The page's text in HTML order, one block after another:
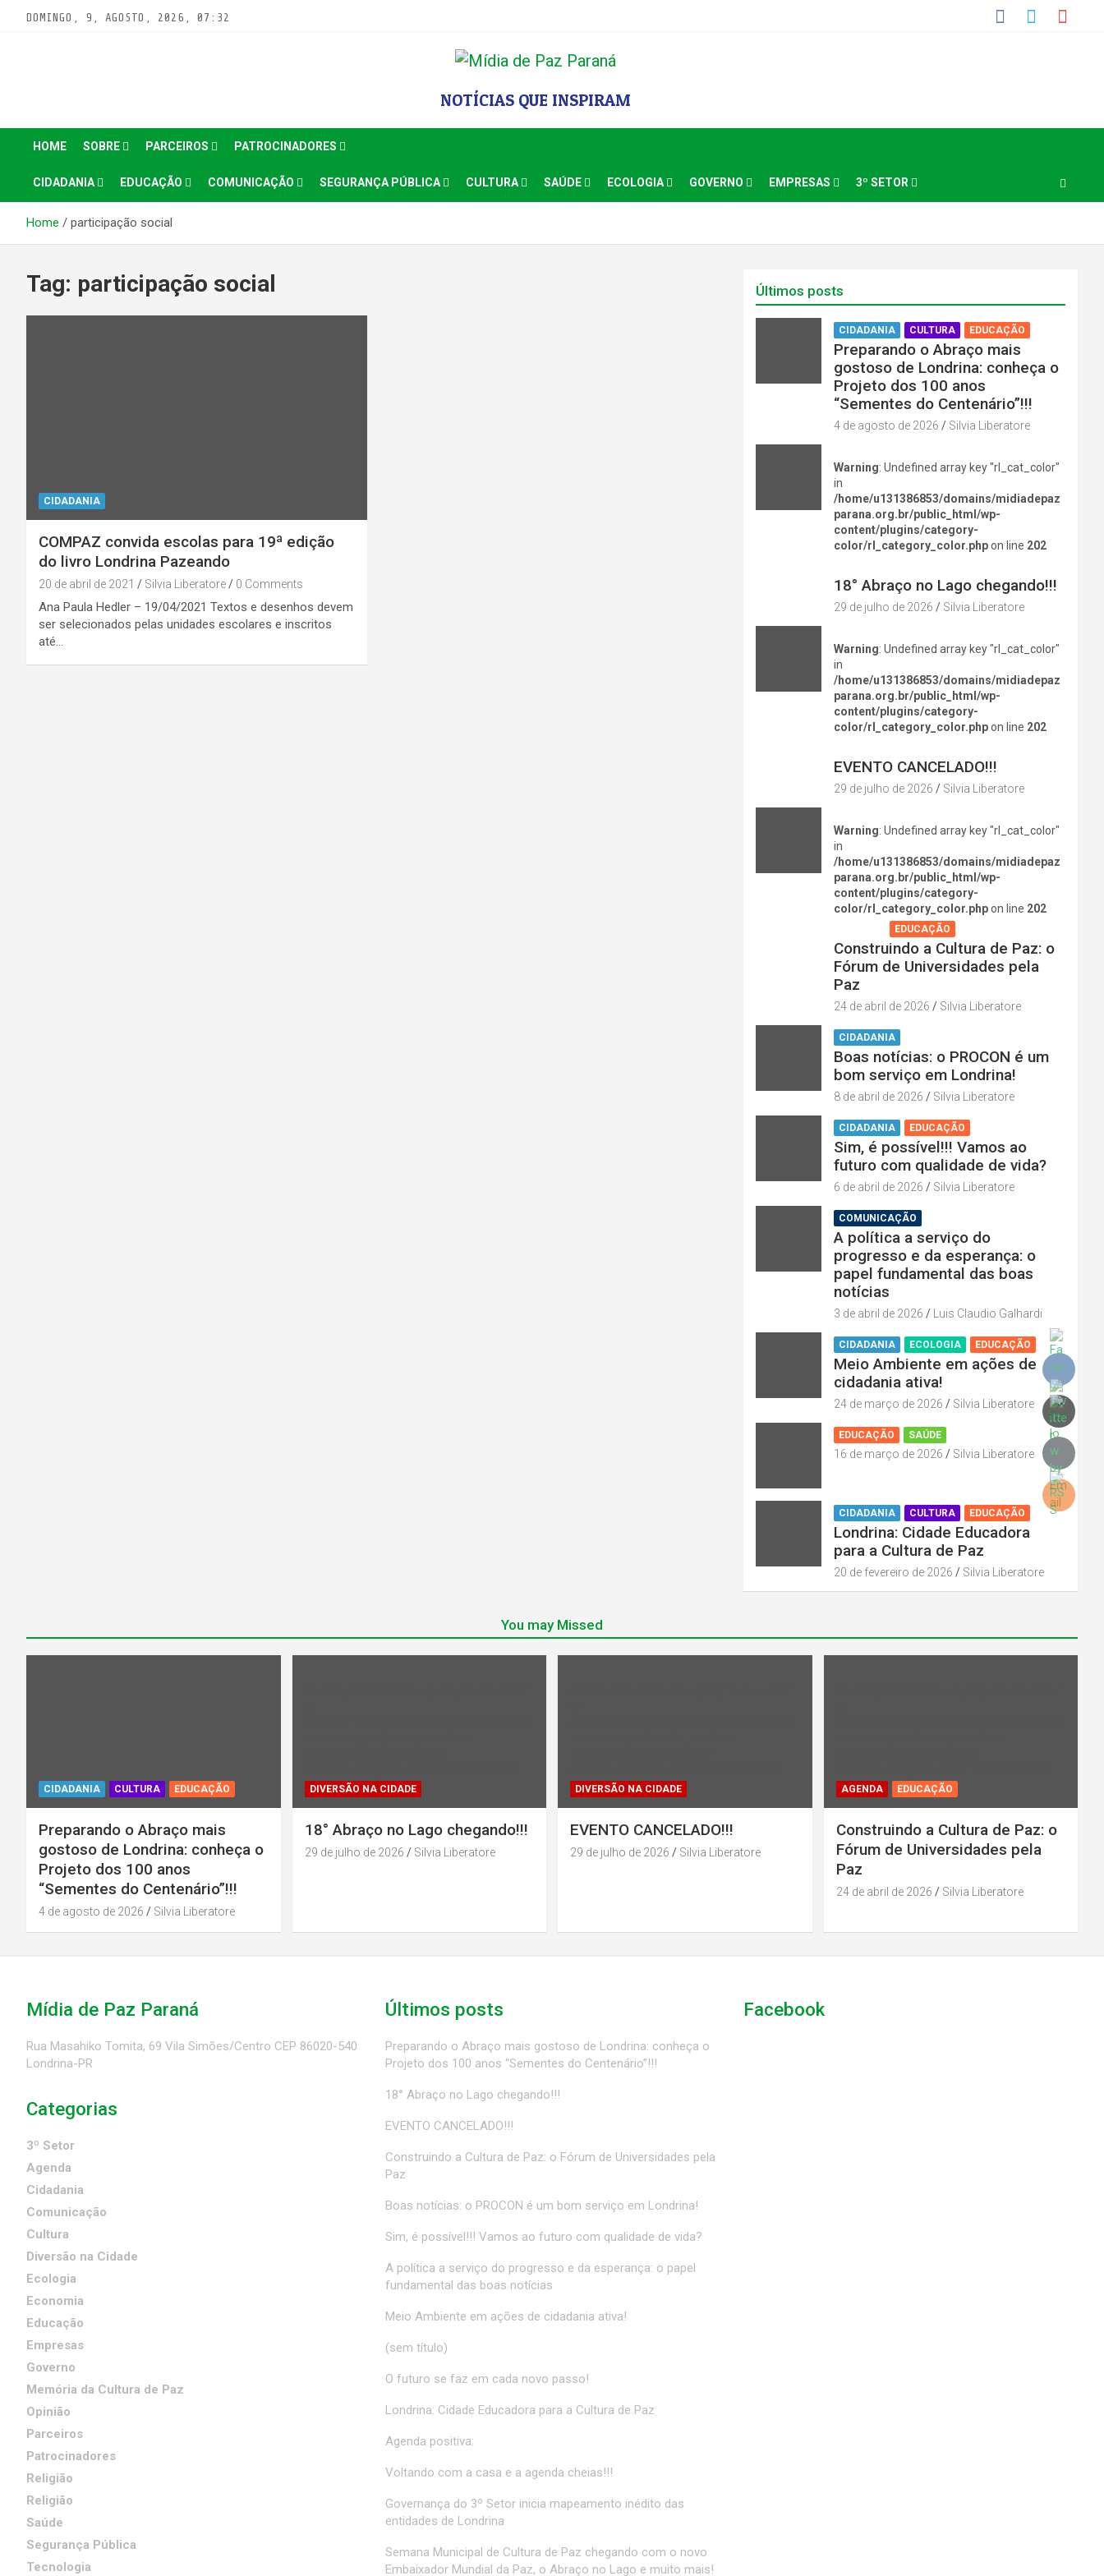
DOMINGO, 9, AGOSTO, 2026, 07:32
NOTÍCIAS QUE INSPIRAM
HOME SOBRE PARCEIROS PATROCINADORES
CIDADANIA EDUCAÇÃO COMUNICAÇÃO SEGURANÇA PÚBLICA CULTURA SAÚDE ECOLOGIA GOVERNO EMPRESAS 3º SETOR
Home participação social
Tag: participação social
CIDADANIA
COMPAZ convida escolas para 19ª edição
do livro Londrina Pazeando
20 de abril de 2021 Silvia Liberatore 0 Comments
Ana Paula Hedler – 19/04/2021 Textos e desenhos devem
ser selecionados pelas unidades escolares e inscritos
até…
Últimos posts
CIDADANIA CULTURA EDUCAÇÃO
Preparando o Abraço mais
gostoso de Londrina: conheça o
Projeto dos 100 anos
“Sementes do Centenário”!!!
4 de agosto de 2026 Silvia Liberatore
Warning: Undefined array key "rl_cat_color"
in
/home/u131386853/domains/midiadepaz
parana.org.br/public_html/wp-
content/plugins/category-
color/rl_category_color.phpon line 202
18° Abraço no Lago chegando!!!
29 de julho de 2026 Silvia Liberatore
Warning: Undefined array key "rl_cat_color"
in
/home/u131386853/domains/midiadepaz
parana.org.br/public_html/wp-
content/plugins/category-
color/rl_category_color.phpon line 202
EVENTO CANCELADO!!!
29 de julho de 2026 Silvia Liberatore
Warning: Undefined array key "rl_cat_color"
in
/home/u131386853/domains/midiadepaz
parana.org.br/public_html/wp-
content/plugins/category-
color/rl_category_color.phpon line 202
EDUCAÇÃO
Construindo a Cultura de Paz: o
Fórum de Universidades pela
Paz
24 de abril de 2026 Silvia Liberatore
CIDADANIA
Boas notícias: o PROCON é um
bom serviço em Londrina!
8 de abril de 2026 Silvia Liberatore
CIDADANIA EDUCAÇÃO
Sim, é possível!!! Vamos ao
futuro com qualidade de vida?
6 de abril de 2026 Silvia Liberatore
COMUNICAÇÃO
A política a serviço do
progresso e da esperança: o
papel fundamental das boas
notícias
3 de abril de 2026 Luis Claudio Galhardi
CIDADANIA ECOLOGIA EDUCAÇÃO
Meio Ambiente em ações de
cidadania ativa!
24 de março de 2026 Silvia Liberatore
EDUCAÇÃO SAÚDE
16 de março de 2026 Silvia Liberatore
CIDADANIA CULTURA EDUCAÇÃO
Londrina: Cidade Educadora
para a Cultura de Paz
20 de fevereiro de 2026 Silvia Liberatore
You may Missed
CIDADANIA CULTURA EDUCAÇÃO
Preparando o Abraço mais
gostoso de Londrina: conheça o
Projeto dos 100 anos
“Sementes do Centenário”!!!
4 de agosto de 2026 Silvia Liberatore
DIVERSÃO NA CIDADE
18° Abraço no Lago chegando!!!
29 de julho de 2026 Silvia Liberatore
DIVERSÃO NA CIDADE
EVENTO CANCELADO!!!
29 de julho de 2026 Silvia Liberatore
AGENDA EDUCAÇÃO
Construindo a Cultura de Paz: o
Fórum de Universidades pela
Paz
24 de abril de 2026 Silvia Liberatore
Mídia de Paz Paraná
Rua Masahiko Tomita, 69 Vila Simões/Centro CEP 86020-540
Londrina-PR
Categorias
3º Setor
Agenda
Cidadania
Comunicação
Cultura
Diversão na Cidade
Ecologia
Economia
Educação
Empresas
Governo
Memória da Cultura de Paz
Opinião
Parceiros
Patrocinadores
Religião
Religião
Saúde
Segurança Pública
Tecnologia
Últimos posts
Preparando o Abraço mais gostoso de Londrina: conheça o
Projeto dos 100 anos “Sementes do Centenário”!!!
18° Abraço no Lago chegando!!!
EVENTO CANCELADO!!!
Construindo a Cultura de Paz: o Fórum de Universidades pela
Paz
Boas notícias: o PROCON é um bom serviço em Londrina!
Sim, é possível!!! Vamos ao futuro com qualidade de vida?
A política a serviço do progresso e da esperança: o papel
fundamental das boas notícias
Meio Ambiente em ações de cidadania ativa!
(sem título)
O futuro se faz em cada novo passo!
Londrina: Cidade Educadora para a Cultura de Paz
Agenda positiva:
Voltando com a casa e a agenda cheias!!!
Governança do 3º Setor inicia mapeamento inédito das
entidades de Londrina
Semana Municipal de Cultura de Paz chegando com o novo
Embaixador Mundial da Paz, o Abraço no Lago e muito mais!
Facebook